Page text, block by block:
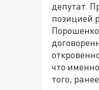
депутат.
позицией
что
того,